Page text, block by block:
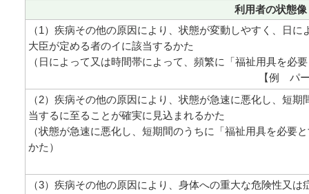
利用者の状態像
（1）疾病その他の原因により、状態が変動しやすく、日
大臣が定める者のイに該当するかた
（日によって又は時間帯によって、頻繁に「福祉用具を必
【例 パ
（2）疾病その他の原因により、状態が急速に悪化し、短
当するに至ることが確実に見込まれるかた
（状態が急速に悪化し、短期間のうちに「福祉用具を必要
かた）
（3）疾病その他の原因により、身体への重大な危険性又